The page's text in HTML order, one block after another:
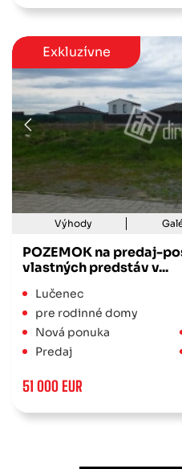
Exkluzívne
Výhody
POZEMOK na predaj-
vlastných predstáv v...
Lučenec
pre rodinné domy
Nová ponuka
Predaj
51 000 EUR